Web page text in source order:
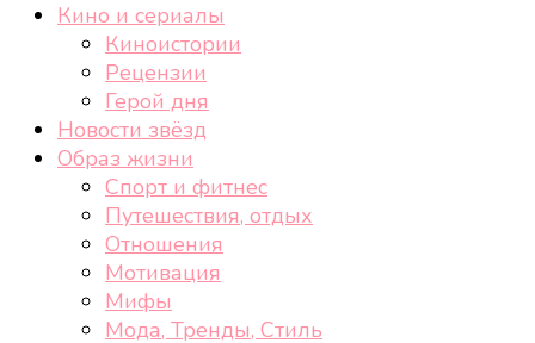
cheek-look.ru
Женский сайт о звездах и кино, а также трендах,
здоровом образе жизни, спорте, стиле, отдыхе и
Кино и сериалы
Киноистории
Рецензии
Герой дня
Новости звёзд
Образ жизни
Спорт и фитнес
Путешествия, отдых
Отношения
Мотивация
Мифы
Мода, Тренды, Стиль